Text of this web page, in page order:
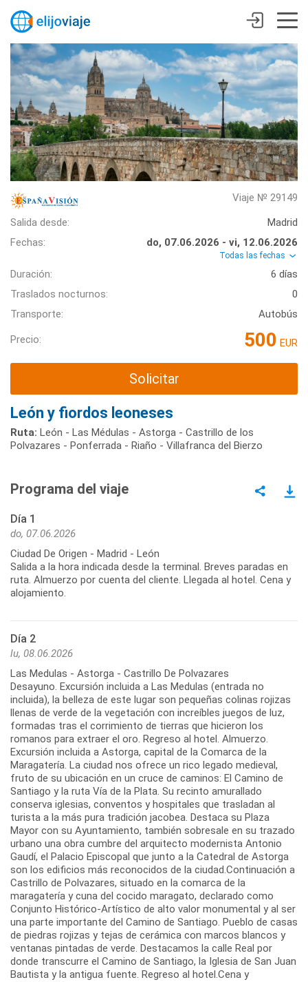
Viaje № 29149
Salida desde:
Madrid
Fechas:
do, 07.06.2026 - vi, 12.06.2026
Todas las fechas
Duración:
6 días
Traslados nocturnos:
0
Transporte:
Autobús
Precio: 500 EUR
Solicitar
León y fiordos leoneses
Ruta: León - Las Médulas - Astorga - Castrillo de los
Polvazares - Ponferrada - Riaño - Villafranca del Bierzo
Programa del viaje
Día 1
do, 07.06.2026
Ciudad De Origen - Madrid - León
Salida a la hora indicada desde la terminal. Breves paradas en
ruta. Almuerzo por cuenta del cliente. Llegada al hotel. Cena y
alojamiento.
Día 2
lu, 08.06.2026
Las Medulas - Astorga - Castrillo De Polvazares
Desayuno. Excursión incluida a Las Medulas (entrada no
incluida), la belleza de este lugar son pequeñas colinas rojizas
llenas de verde de la vegetación con increíbles juegos de luz,
formadas tras el corrimiento de tierras que hicieron los
romanos para extraer el oro. Regreso al hotel. Almuerzo.
Excursión incluida a Astorga, capital de la Comarca de la
Maragatería. La ciudad nos ofrece un rico legado medieval,
fruto de su ubicación en un cruce de caminos: El Camino de
Santiago y la ruta Vía de la Plata. Su recinto amurallado
conserva iglesias, conventos y hospitales que trasladan al
turista a la más pura tradición jacobea. Destaca su Plaza
Mayor con su Ayuntamiento, también sobresale en su trazado
urbano una obra cumbre del arquitecto modernista Antonio
Gaudí, el Palacio Episcopal que junto a la Catedral de Astorga
son los edificios más reconocidos de la ciudad.Continuación a
Castrillo de Polvazares, situado en la comarca de la
maragatería y cuna del cocido maragato, declarado como
Conjunto Histórico-Artístico de alto valor monumental y al ser
una parte importante del Camino de Santiago. Pueblo de casas
de piedras rojizas y tejas de cerámica con marcos blancos y
ventanas pintadas de verde. Destacamos la calle Real por
donde transcurre el Camino de Santiago, la Iglesia de San Juan
Bautista y la antigua fuente. Regreso al hotel.Cena y